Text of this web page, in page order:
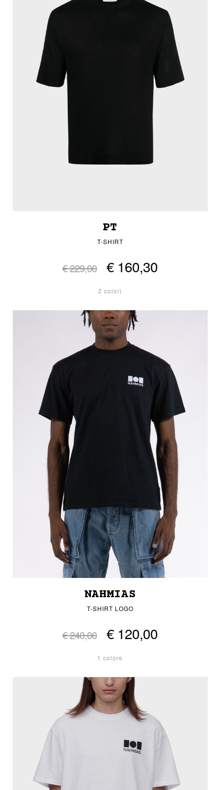
PT
T-SHIRT
€ 229,00 € 160,30
2 colori
NAHMIAS
T-SHIRT LOGO
€ 240,00 € 120,00
1 colore